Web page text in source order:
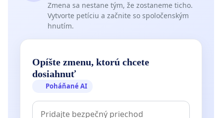
Zmena sa nestane tým, že zostaneme ticho.
Vytvorte petíciu a začnite so spoločenským
hnutím.
Opíšte zmenu, ktorú chcete
dosiahnuť
Poháňané AI